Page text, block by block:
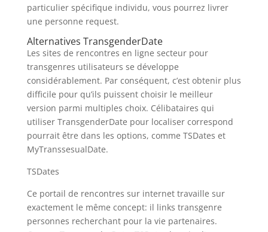
particulier spécifique individu, vous pourrez livrer
une personne request.
Alternatives TransgenderDate
Les sites de rencontres en ligne secteur pour
transgenres utilisateurs se développe
considérablement. Par conséquent, c’est obtenir plus
difficile pour qu’ils puissent choisir le meilleur
version parmi multiples choix. Célibataires qui
utiliser TransgenderDate pour localiser correspond
pourrait être dans les options, comme TSDates et
MyTranssesualDate.
TSDates
Ce portail de rencontres sur internet travaille sur
exactement le même concept: il links transgenre
personnes recherchant pour la vie partenaires.